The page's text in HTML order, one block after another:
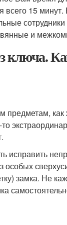
всего 15
и
ключа.
предметам,
то
исправить
особых
замка. Не